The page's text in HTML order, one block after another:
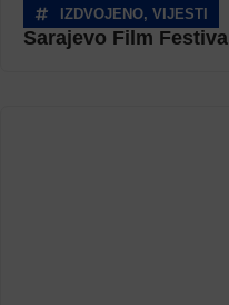
IZDVOJENO, VIJESTI
Sarajevo Film Festival